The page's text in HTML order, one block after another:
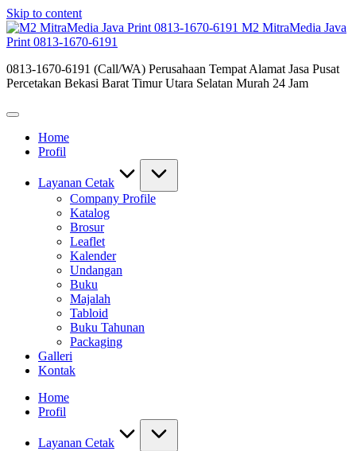
Skip to content
M2 MitraMedia Java
Print 0813-1670-6191
0813-1670-6191 (Call/WA) Perusahaan Tempat Alamat Jasa Pusat
Percetakan Bekasi Barat Timur Utara Selatan Murah 24 Jam
Home
Profil
Layanan Cetak
Company Profile
Katalog
Brosur
Leaflet
Kalender
Undangan
Buku
Majalah
Tabloid
Buku Tahunan
Packaging
Galleri
Kontak
Home
Profil
Layanan Cetak